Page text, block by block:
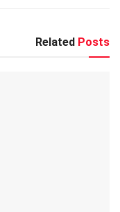
Related Posts